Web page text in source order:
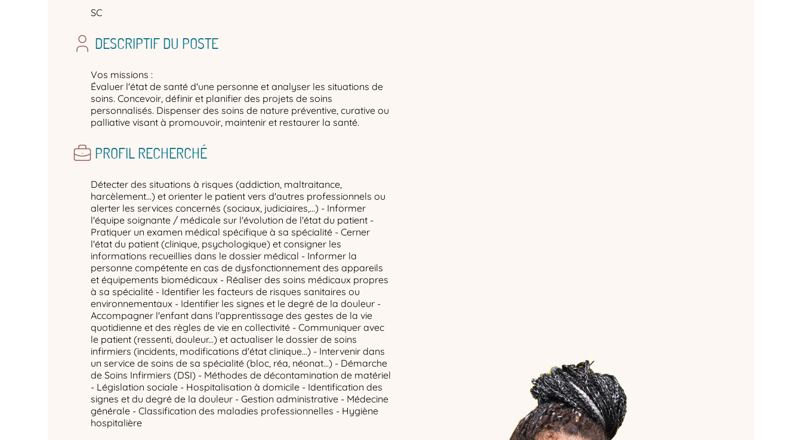
SC
DESCRIPTIF DU POSTE
Vos missions :
Évaluer l'état de santé d'une personne et analyser les situations de
soins. Concevoir, définir et planifier des projets de soins
personnalisés. Dispenser des soins de nature préventive, curative ou
palliative visant à promouvoir, maintenir et restaurer la santé.
PROFIL RECHERCHÉ
Détecter des situations à risques (addiction, maltraitance,
harcèlement…) et orienter le patient vers d'autres professionnels ou
alerter les services concernés (sociaux, judiciaires,...) - Informer
l'équipe soignante / médicale sur l'évolution de l'état du patient -
Pratiquer un examen médical spécifique à sa spécialité - Cerner
l'état du patient (clinique, psychologique) et consigner les
informations recueillies dans le dossier médical - Informer la
personne compétente en cas de dysfonctionnement des appareils
et équipements biomédicaux - Réaliser des soins médicaux propres
à sa spécialité - Identifier les facteurs de risques sanitaires ou
environnementaux - Identifier les signes et le degré de la douleur -
Accompagner l'enfant dans l'apprentissage des gestes de la vie
quotidienne et des règles de vie en collectivité - Communiquer avec
le patient (ressenti, douleur...) et actualiser le dossier de soins
infirmiers (incidents, modifications d'état clinique...) - Intervenir dans
un service de soins de sa spécialité (bloc, réa, néonat…) - Démarche
de Soins Infirmiers (DSI) - Méthodes de décontamination de matériel
- Législation sociale - Hospitalisation à domicile - Identification des
signes et du degré de la douleur - Gestion administrative - Médecine
générale - Classification des maladies professionnelles - Hygiène
hospitalière